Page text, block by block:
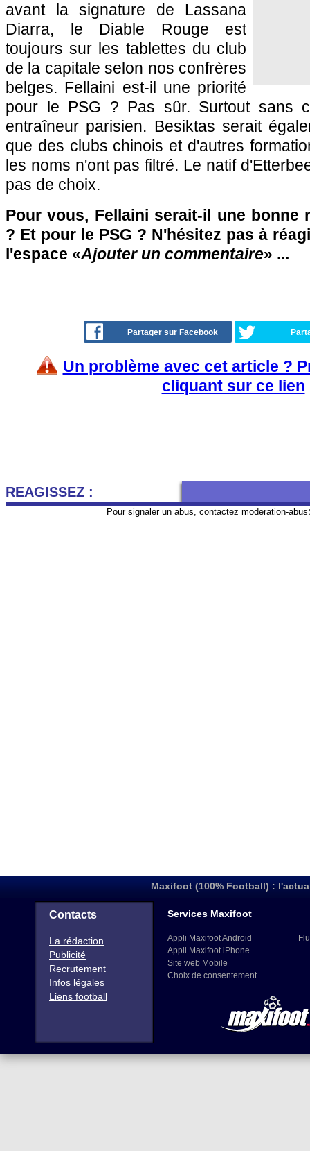
avant la signature de Lassana
Diarra, le Diable Rouge est
toujours sur les tablettes du club
de la capitale selon nos confrères
belges. Fellaini est-il une priorité
pour le PSG ? Pas sûr. Surtout sans
entraîneur parisien. Besiktas serait
que des clubs chinois et d'autres
les noms n'ont pas filtré. Le natif
pas de choix.
Pour vous, Fellaini serait-il une bonne
? Et pour le PSG ? N'hésitez pas à
l'espace «Ajouter un commentaire» ...
Partager sur Facebook
Un problème avec cet article ?
cliquant sur ce lien
REAGISSEZ :
Pour signaler un abus, contactez moderation-
Maxifoot (100% Football) :
Contacts
La rédaction
Publicité
Recrutement
Infos légales
Liens football
Services Maxifoot
Appli Maxifoot Android
Appli Maxifoot iPhone
Site web Mobile
Choix de consentement